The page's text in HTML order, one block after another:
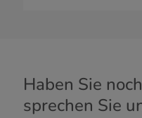
Haben Sie
sprechen Sie